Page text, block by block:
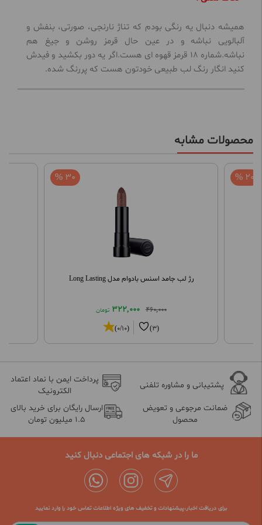
همیشه دنبال یه رنگی بودم که تناژ نارنجی، صورتی، بنفش و
آلبالویی نباشه و در عین حال قرمز روشن و جیغ هم
نباشه.شماره 18 قرمز قهوه ای هست.اگر یه دور بکشید و فیدش
کنید انگار رنگ لب طبیعی خودتون هست که پررنگ شده.
محصولات مشابه
رژ لب جامد اسنس بادوام مدل Long Lasting
460,000
322,000 تومان
30 %
(3)
(0/10)
20 %
پشتیبانی و مشاوره تلفنی
پرداخت ایمن با نماد اعتماد
الکترونیک
ضمانت مرجوعی و تعویض
محصول
ارسال رایگان برای خرید بالای
1.5 میلیون تومان
ما را در شبکه های اجتماعی دنبال کنید
برای دریافت اخبار،پیشنهادات و تخفیف های ویژه اطلاعات تماس خود را وارد نمایید